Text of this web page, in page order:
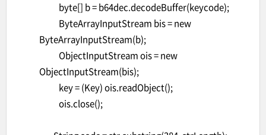
byte[] b = b64dec.decodeBuffer(keycode);
ByteArrayInputStream bis = new
ByteArrayInputStream(b);
ObjectInputStream ois = new
ObjectInputStream(bis);
key = (Key) ois.readObject();
ois.close();